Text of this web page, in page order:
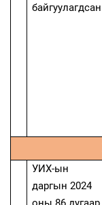
байгуулагдсан
УИХ-ын
даргын 2024